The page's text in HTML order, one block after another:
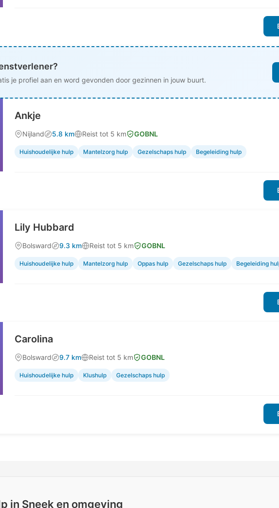
je profiel aan en word gevonden door gezinnen in jouw buurt.
Ankje
Nijland 5.8 km Reist tot 5 km GOBNL
Huishoudelijke hulp Mantelzorg hulp Gezelschaps hulp Begeleiding hulp
Lily Hubbard
Bolsward 9.3 km Reist tot 5 km GOBNL
Huishoudelijke hulp Mantelzorg hulp Oppas hulp Gezelschaps hulp Begeleiding
Carolina
Bolsward 9.7 km Reist tot 5 km GOBNL
Huishoudelijke hulp Klushulp Gezelschaps hulp
in Sneek en omgeving